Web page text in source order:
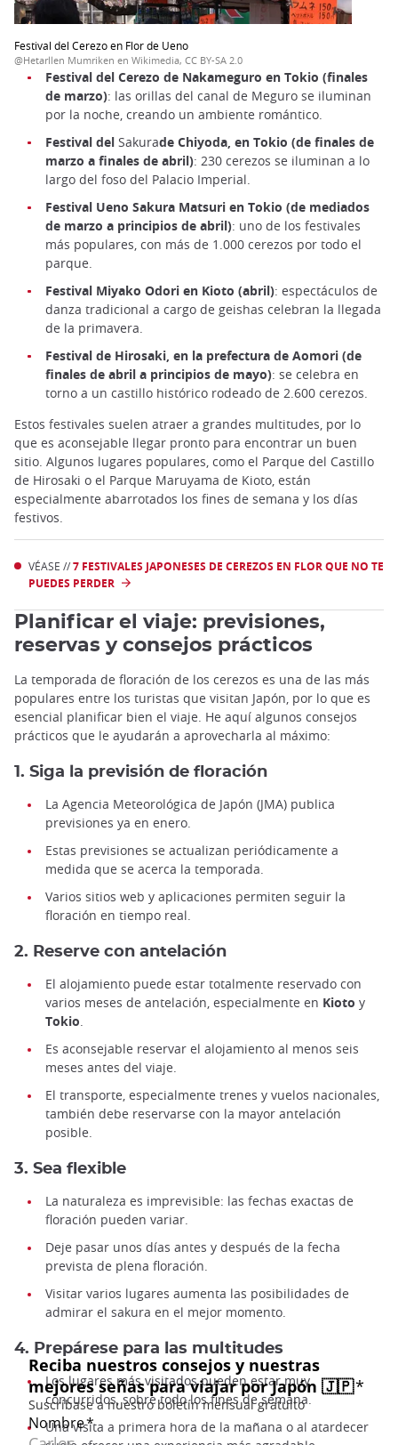
Festival del Cerezo en Flor de Ueno
@Hetarllen Mumriken en Wikimedia, CC BY-SA 2.0
Festival del Cerezo de Nakameguro en Tokio (finales
de marzo): las orillas del canal de Meguro se iluminan
por la noche, creando un ambiente romántico.
Festival del Sakurade Chiyoda, en Tokio (de finales de
marzo a finales de abril): 230 cerezos se iluminan a lo
largo del foso del Palacio Imperial.
Festival Ueno Sakura Matsuri en Tokio (de mediados
de marzo a principios de abril): uno de los festivales
más populares, con más de 1.000 cerezos por todo el
parque.
Festival Miyako Odori en Kioto (abril): espectáculos de
danza tradicional a cargo de geishas celebran la llegada
de la primavera.
Festival de Hirosaki, en la prefectura de Aomori (de
finales de abril a principios de mayo): se celebra en
torno a un castillo histórico rodeado de 2.600 cerezos.
Estos festivales suelen atraer a grandes multitudes, por lo
que es aconsejable llegar pronto para encontrar un buen
sitio. Algunos lugares populares, como el Parque del Castillo
de Hirosaki o el Parque Maruyama de Kioto, están
especialmente abarrotados los fines de semana y los días
festivos.
VÉASE //7 FESTIVALES JAPONESES DE CEREZOS EN FLOR QUE NO TE
PUEDES PERDER
Planificar el viaje: previsiones,
reservas y consejos prácticos
La temporada de floración de los cerezos es una de las más
populares entre los turistas que visitan Japón, por lo que es
esencial planificar bien el viaje. He aquí algunos consejos
prácticos que le ayudarán a aprovecharla al máximo:
1. Siga la previsión de floración
La Agencia Meteorológica de Japón (JMA) publica
previsiones ya en enero.
Estas previsiones se actualizan periódicamente a
medida que se acerca la temporada.
Varios sitios web y aplicaciones permiten seguir la
floración en tiempo real.
2. Reserve con antelación
El alojamiento puede estar totalmente reservado con
varios meses de antelación, especialmente en Kioto y
Tokio.
Es aconsejable reservar el alojamiento al menos seis
meses antes del viaje.
El transporte, especialmente trenes y vuelos nacionales,
también debe reservarse con la mayor antelación
posible.
3. Sea flexible
La naturaleza es imprevisible: las fechas exactas de
floración pueden variar.
Deje pasar unos días antes y después de la fecha
prevista de plena floración.
Visitar varios lugares aumenta las posibilidades de
admirar el sakura en el mejor momento.
4. Prepárese para las multitudes
Los lugares más visitados pueden estar muy
concurridos, sobre todo los fines de semana.
Una visita a primera hora de la mañana o al atardecer